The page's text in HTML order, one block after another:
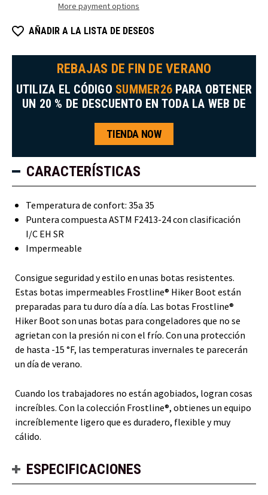
More payment options
AÑADIR A LA LISTA DE DESEOS
REBAJAS DE FIN DE VERANO
UTILIZA EL CÓDIGO SUMMER26 PARA OBTENER
UN 20 % DE DESCUENTO EN TODA LA WEB DE
TIENDA NOW
CARACTERÍSTICAS
Temperatura de confort: 35a 35
Puntera compuesta ASTM F2413-24 con clasificación
I/C EH SR
Impermeable
Consigue seguridad y estilo en unas botas resistentes.
Estas botas impermeables Frostline® Hiker Boot están
preparadas para tu duro día a día. Las botas Frostline®
Hiker Boot son unas botas para congeladores que no se
agrietan con la presión ni con el frío. Con una protección
de hasta -15 °F, las temperaturas invernales te parecerán
un día de verano.
Cuando los trabajadores no están agobiados, logran cosas
increíbles. Con la colección Frostline®, obtienes un equipo
increíblemente ligero que es duradero, flexible y muy
cálido.
ESPECIFICACIONES